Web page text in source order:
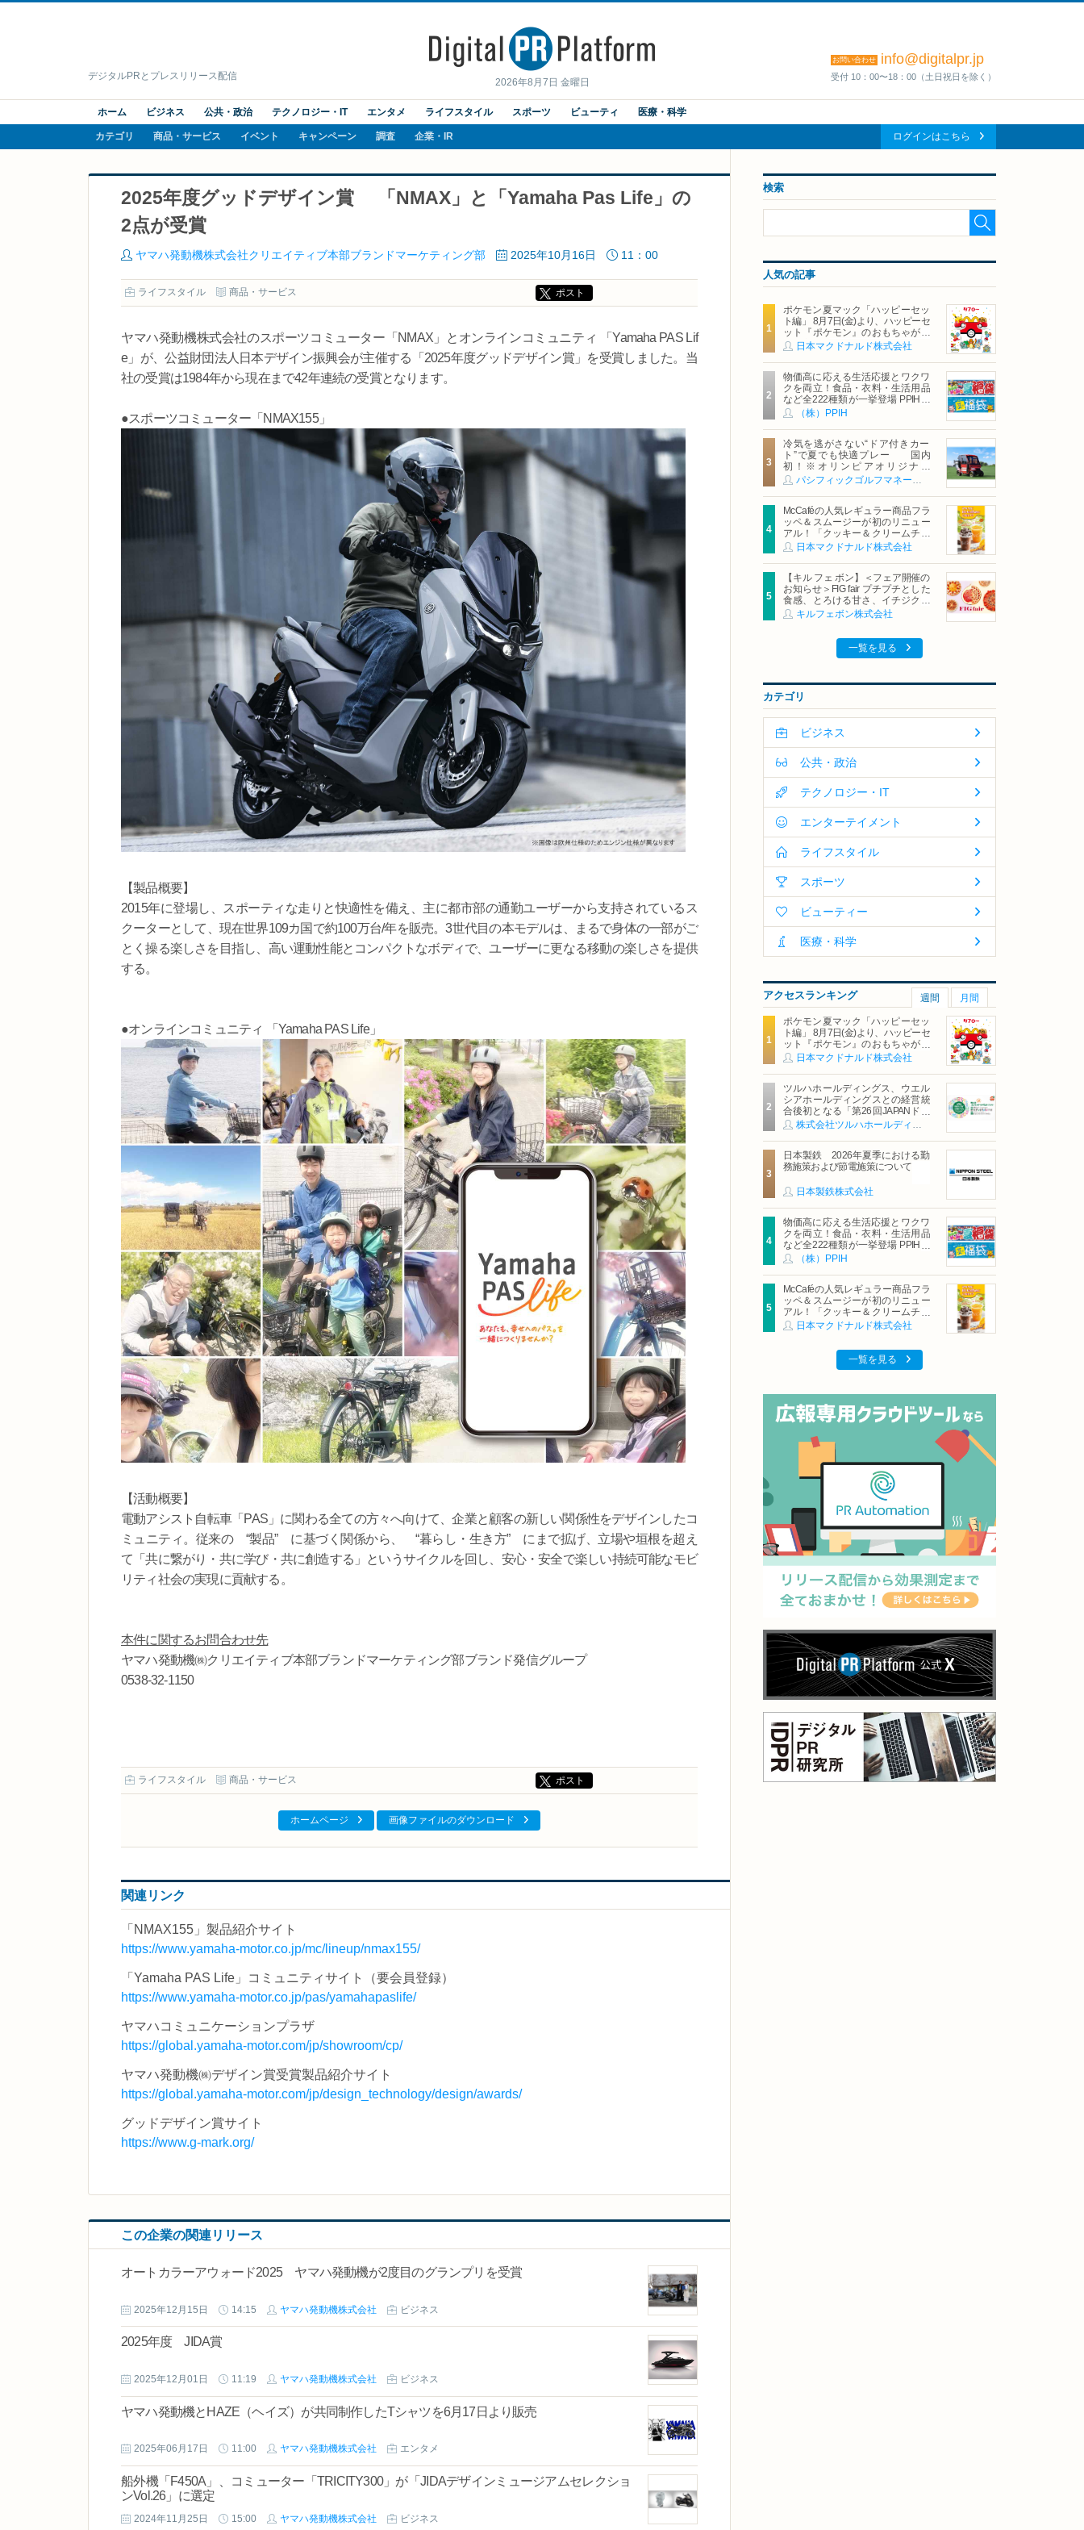
2026年8月7日 金曜日
デジタルPRとプレスリリース配信
お問い合わせ info@digitalpr.jp
受付 10：00〜18：00（土日祝日を除く）
ホーム ビジネス 公共・政治 テクノロジー・IT エンタメ ライフスタイル スポーツ ビューティ 医療・科学
カテゴリ 商品・サービス イベント キャンペーン 調査 企業・IR ログインはこちら
2025年度グッドデザイン賞 「NMAX」と「Yamaha Pas Life」の
2点が受賞
ヤマハ発動機株式会社クリエイティブ本部ブランドマーケティング部 2025年10月16日 11：00
ライフスタイル 商品・サービス ポスト
ヤマハ発動機株式会社のスポーツコミューター「NMAX」とオンラインコミュニティ 「Yamaha PAS Lif
e」が、公益財団法人日本デザイン振興会が主催する「2025年度グッドデザイン賞」を受賞しました。当
社の受賞は1984年から現在まで42年連続の受賞となります。
●スポーツコミューター「NMAX155」
【製品概要】
2015年に登場し、スポーティな走りと快適性を備え、主に都市部の通勤ユーザーから支持されているス
クーターとして、現在世界109カ国で約100万台/年を販売。3世代目の本モデルは、まるで身体の一部がご
とく操る楽しさを目指し、高い運動性能とコンパクトなボディで、ユーザーに更なる移動の楽しさを提供
する。
●オンラインコミュニティ 「Yamaha PAS Life」
【活動概要】
電動アシスト自転車「PAS」に関わる全ての方々へ向けて、企業と顧客の新しい関係性をデザインしたコ
ミュニティ。従来の “製品” に基づく関係から、 “暮らし・生き方” にまで拡げ、立場や垣根を超え
て「共に繋がり・共に学び・共に創造する」というサイクルを回し、安心・安全で楽しい持続可能なモビ
リティ社会の実現に貢献する。
本件に関するお問合わせ先
ヤマハ発動機㈱クリエイティブ本部ブランドマーケティング部ブランド発信グループ
0538-32-1150
ライフスタイル 商品・サービス ポスト
ホームページ 画像ファイルのダウンロード
関連リンク
「NMAX155」製品紹介サイト
https://www.yamaha-motor.co.jp/mc/lineup/nmax155/
「Yamaha PAS Life」コミュニティサイト（要会員登録）
https://www.yamaha-motor.co.jp/pas/yamahapaslife/
ヤマハコミュニケーションプラザ
https://global.yamaha-motor.com/jp/showroom/cp/
ヤマハ発動機㈱デザイン賞受賞製品紹介サイト
https://global.yamaha-motor.com/jp/design_technology/design/awards/
グッドデザイン賞サイト
https://www.g-mark.org/
この企業の関連リリース
オートカラーアウォード2025 ヤマハ発動機が2度目のグランプリを受賞
2025年12月15日 14:15 ヤマハ発動機株式会社 ビジネス
2025年度 JIDA賞
2025年12月01日 11:19 ヤマハ発動機株式会社 ビジネス
ヤマハ発動機とHAZE（ヘイズ）が共同制作したTシャツを6月17日より販売
2025年06月17日 11:00 ヤマハ発動機株式会社 エンタメ
船外機「F450A」、コミューター「TRICITY300」が「JIDAデザインミュージアムセレクショ
ンVol.26」に選定
2024年11月25日 15:00 ヤマハ発動機株式会社 ビジネス
検索
人気の記事
ポケモン夏マック「ハッピーセッ
ト編」 8月7日(金)より、ハッピーセ
ット『ポケモン』のおもちゃが期
間限定登場
日本マクドナルド株式会社
物価高に応える生活応援とワクワ
クを両立！食品・衣料・生活用品
など全222種類が一挙登場 PPIHグ
ループ「夏福袋」＆セール 8月6日
(木)より順次スタート
（株）PPIH
冷気を逃がさない“ドア付きカー
ト”で夏でも快適プレー 国内
初！※オリンピアオリジナル
「AirCon Cart（エアコンカー
ト）」導入 | ＰＧＭ
McCaféの人気レギュラー商品フラ
ッペ＆スムージーが初のリニュー
アル！「クッキー＆クリームチョ
コフラッペ」「マンゴースムージ
ー」8月5日（水）から販売開始
日本マクドナルド株式会社
【キル フェ ボン】＜フェア開催の
お知らせ＞FIG fair プチプチとした
食感、とろける甘さ、イチジクの
魅力をたっぷりと。新作を含め、
イチジク尽くしの全4種が登場8月
キルフェボン株式会社
一覧を見る
カテゴリ
ビジネス
公共・政治
テクノロジー・IT
エンターテイメント
ライフスタイル
スポーツ
ビューティー
医療・科学
アクセスランキング 週間 月間
ポケモン夏マック「ハッピーセッ
ト編」 8月7日(金)より、ハッピーセ
ット『ポケモン』のおもちゃが期
間限定登場
日本マクドナルド株式会社
ツルハホールディングス、ウエル
シアホールディングスとの経営統
合後初となる「第26回JAPANドラ
ッグストアショー」に出展
株式会社ツルハホールディングス
日本製鉄 2026年夏季における勤
務施策および節電施策について
日本製鉄株式会社
物価高に応える生活応援とワクワ
クを両立！食品・衣料・生活用品
など全222種類が一挙登場 PPIHグ
ループ「夏福袋」＆セール 8月6日
（株）PPIH
McCaféの人気レギュラー商品フラ
ッペ＆スムージーが初のリニュー
アル！「クッキー＆クリームチョ
コフラッペ」「マンゴースムージ
日本マクドナルド株式会社
一覧を見る